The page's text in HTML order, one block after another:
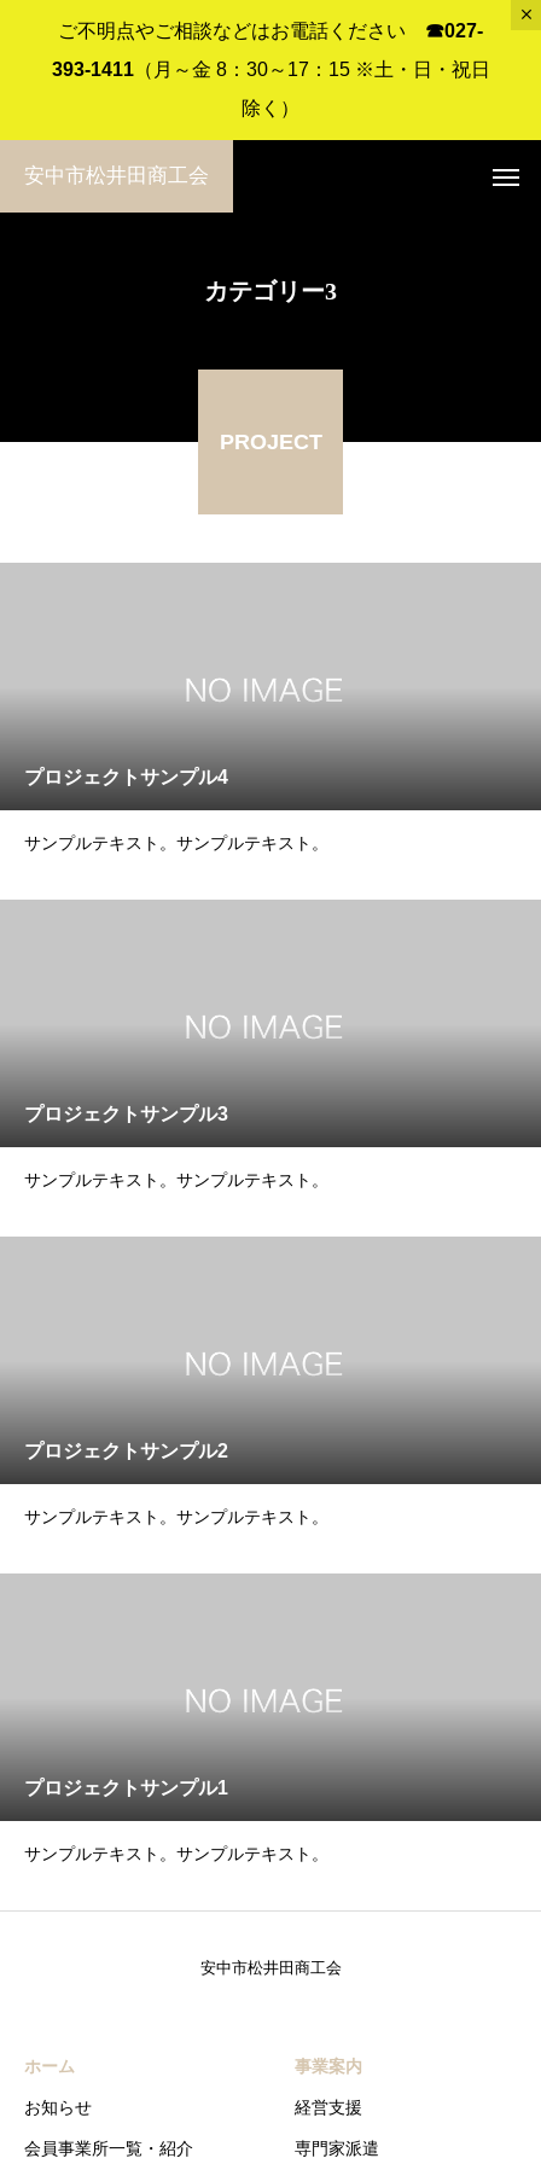
ご不明点やご相談などはお電話ください ☎︎027-
393-1411（月～金 8：30～17：15 ※土・日・祝日
除く）
安中市松井田商工会
カテゴリー3
PROJECT
プロジェクトサンプル4
サンプルテキスト。サンプルテキスト。
プロジェクトサンプル3
サンプルテキスト。サンプルテキスト。
プロジェクトサンプル2
サンプルテキスト。サンプルテキスト。
プロジェクトサンプル1
サンプルテキスト。サンプルテキスト。
安中市松井田商工会
ホーム
お知らせ
会員事業所一覧・紹介
事業案内
経営支援
専門家派遣